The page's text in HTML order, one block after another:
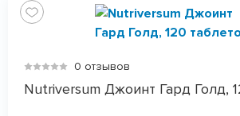
0 отзывов
Nutriversum Джоинт Гард Голд,